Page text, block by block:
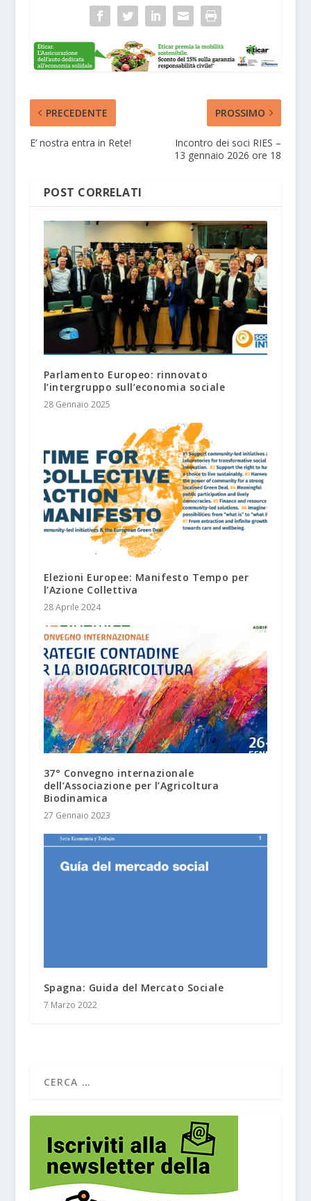
PRECEDENTE
E’ nostra entra in Rete!
PROSSIMO
Incontro dei soci RIES –
13 gennaio 2026 ore 18
POST CORRELATI
Parlamento Europeo: rinnovato
l’intergruppo sull’economia sociale
28 Gennaio 2025
Elezioni Europee: Manifesto Tempo per
l’Azione Collettiva
28 Aprile 2024
37° Convegno internazionale
dell’Associazione per l’Agricoltura
Biodinamica
27 Gennaio 2023
Spagna: Guida del Mercato Sociale
7 Marzo 2022